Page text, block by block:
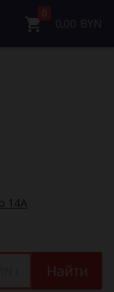
0
0,00 BYN
14А
Найти